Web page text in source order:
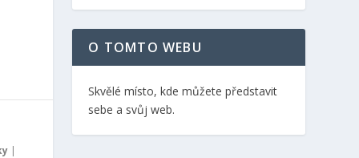
|
O TOMTO WEBU
Skvělé místo, kde můžete představit
sebe a svůj web.